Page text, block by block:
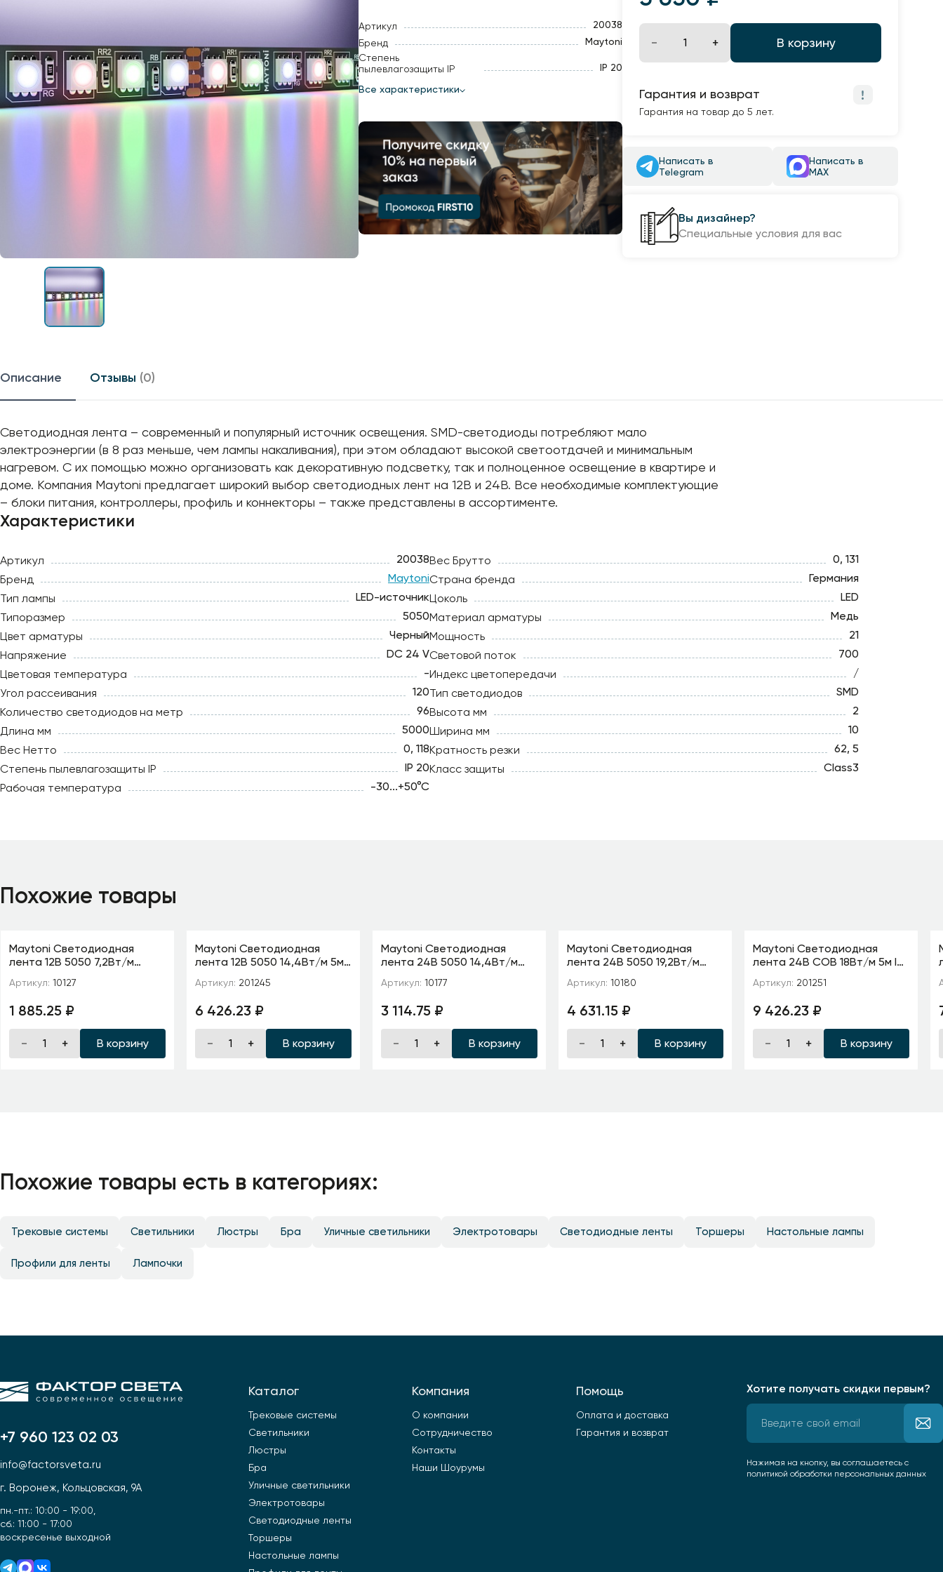
Светодиодные ленты
Торшеры
Артикул
20038
Бренд
Maytoni
Степень
пылевлагозащиты IP
IP 20
Все характеристики
В корзину
Гарантия и возврат
Гарантия на товар до 5 лет.
Написать в
Telegram
Написать в
MAX
Вы дизайнер?
Специальные условия для вас
Описание Отзывы (0)
Светодиодная лента – современный и популярный источник освещения. SMD-светодиоды потребляют мало
электроэнергии (в 8 раз меньше, чем лампы накаливания), при этом обладают высокой светоотдачей и минимальным
нагревом. С их помощью можно организовать как декоративную подсветку, так и полноценное освещение в квартире и
доме. Компания Maytoni предлагает широкий выбор светодиодных лент на 12В и 24В. Все необходимые комплектующие
– блоки питания, контроллеры, профиль и коннекторы – также представлены в ассортименте.
Характеристики
Артикул 20038Вес Брутто
0, 131
Бренд
MaytoniСтрана бренда
Германия
Тип лампы
LED-источникЦоколь
LED
Типоразмер
5050Материал арматуры
Медь
Цвет арматуры
ЧерныйМощность
21
Напряжение
DC 24 VСветовой поток
700
Цветовая температура
-Индекс цветопередачи
/
Угол рассеивания
120Тип светодиодов
SMD
Количество светодиодов на метр
96Высота мм
2
Длина мм
5000Ширина мм
10
Вес Нетто
0, 118Кратность резки
62, 5
Степень пылевлагозащиты IP
IP 20Класс защиты
Class3
Рабочая температура
-30...+50°C
Похожие товары
Maytoni Светодиодная
лента 12В 5050 7,2Вт/м
Артикул: 10127
1 885.25 ₽
В корзину
Maytoni Светодиодная
лента 12В 5050 14,4Вт/м 5м
(RGB) 201245
Артикул: 201245
6 426.23 ₽
В корзину
Maytoni Светодиодная
лента 24В 5050 14,4Вт/м
IP20
Артикул: 10177
3 114.75 ₽
В корзину
Maytoni Светодиодная
лента 24В 5050 19,2Вт/м
IP20
Артикул: 10180
4 631.15 ₽
В корзину
Maytoni Светодиодная
лента 24В COB 18Вт/м 5м IP
(RGB) 201251
Артикул: 201251
9 426.23 ₽
В корзину
Похожие товары есть в категориях:
Трековые системы Светильники Люстры Бра Уличные светильники Электротовары Светодиодные ленты Торшеры Настольные лампы
Профили для ленты Лампочки
+7 960 123 02 03
info@factorsveta.ru
г. Воронеж, Кольцовская, 9А
пн.-пт.: 10:00 - 19:00,
сб.: 11:00 - 17:00
воскресенье выходной
Каталог
Трековые системы
Светильники
Люстры
Бра
Уличные светильники
Электротовары
Светодиодные ленты
Торшеры
Настольные лампы
Компания
О компании
Сотрудничество
Контакты
Наши Шоурумы
Помощь
Оплата и доставка
Гарантия и возврат
Хотите получать скидки первым?
Нажимая на кнопку, вы соглашаетесь с
политикой обработки персональных данных